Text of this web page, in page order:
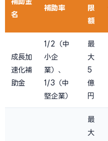
名
補助率
限
額
成長加
速化補
助金
1/2（中
小企
業）、
1/3（中
堅企業）
最
大
5
億
円
最
大